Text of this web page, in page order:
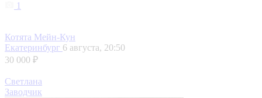
1
Котята Мейн-Кун
Екатеринбург 6 августа, 20:50
30 000 ₽
Светлана
Заводчик